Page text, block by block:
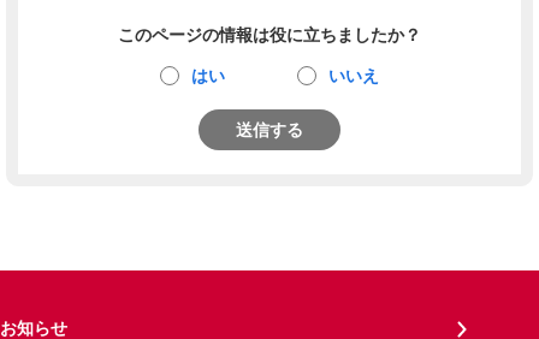
このページの情報は役に立ちましたか？
はい いいえ
送信する
お知らせ